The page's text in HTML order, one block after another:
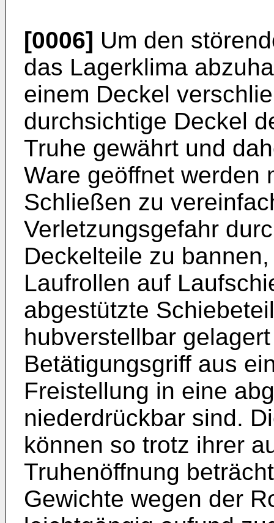
[0006] Um den
das Lagerklima
einem Deckel
durchsichtige Deckel
Truhe gewährt und
Ware geöffnet werden
Schließen zu
Verletzungsgefahr
Deckelteile zu
Laufrollen auf
abgestützte
hubverstellbar
Betätigungsgriff aus
Freistellung in eine
niederdrückbar sind.
können so trotz ihrer
Truhenöffnung
Gewichte wegen der